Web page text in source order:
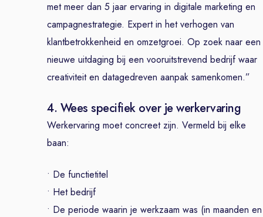
met meer dan 5 jaar ervaring in digitale marketing en
campagnestrategie. Expert in het verhogen van
klantbetrokkenheid en omzetgroei. Op zoek naar een
nieuwe uitdaging bij een vooruitstrevend bedrijf waar
creativiteit en datagedreven aanpak samenkomen.”
4. Wees specifiek over je werkervaring
Werkervaring moet concreet zijn. Vermeld bij elke
baan:
• De functietitel
• Het bedrijf
• De periode waarin je werkzaam was (in maanden en